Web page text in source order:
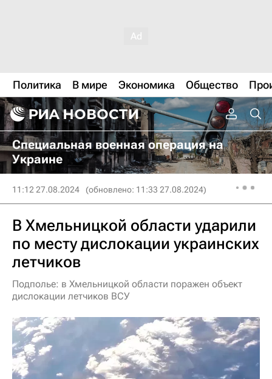
Политика В мире Экономика Общество
Специальная военная операция на
Украине
11:12 27.08.2024 (обновлено: 11:33 27.08.2024)
В Хмельницкой области ударили
по месту дислокации украинских
летчиков
Подполье: в Хмельницкой области поражен объект
дислокации летчиков ВСУ